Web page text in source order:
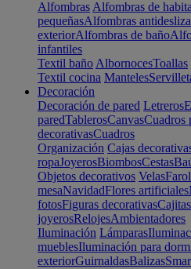
Alfombras Alfombras de
pequeñasAlfombras
exteriorAlfombras de baño
infantiles
Textil baño AlbornocesToallas
Textil cocina Manteles
Decoración
Decoración de pared Letreros
paredTablerosCanvasCuadros
decorativasCuadros
Organización Cajas
ropaJoyerosBiombosCestas
Objetos decorativos Velas
mesaNavidadFlores artificiales
fotosFiguras decorativas
joyerosRelojesAmbientadores
Iluminación Lámparas
mueblesIluminación para
exteriorGuirnaldasBalizas